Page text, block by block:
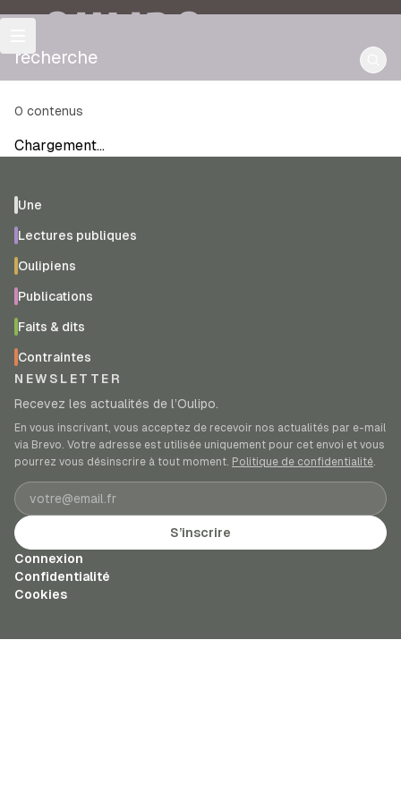
OULIPO
recherche
0 contenus
Chargement…
Une
Lectures publiques
Oulipiens
Publications
Faits & dits
Contraintes
NEWSLETTER
Recevez les actualités de l’Oulipo.
En vous inscrivant, vous acceptez de recevoir nos actualités par e-mail
via Brevo. Votre adresse est utilisée uniquement pour cet envoi et vous
pourrez vous désinscrire à tout moment. Politique de confidentialité.
Adresse e-mail
S’inscrire
Connexion
Confidentialité
Cookies